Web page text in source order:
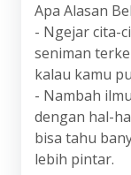
Apa Alasan
- Ngejar cita-
seniman
kalau kamu
- Nambah
dengan hal-
bisa tahu
lebih pintar.